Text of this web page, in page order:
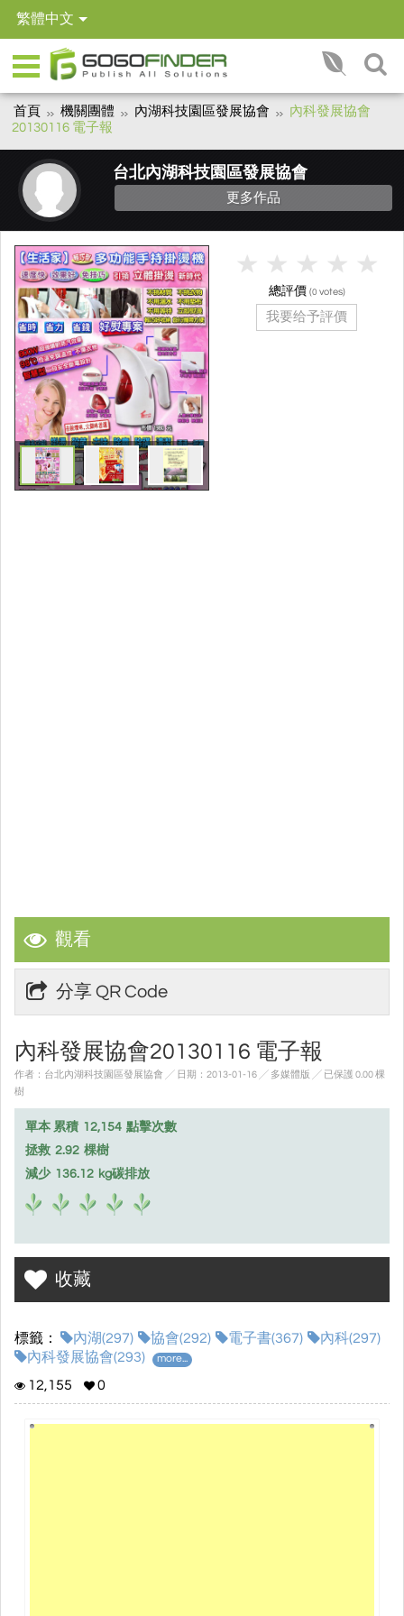
繁體中文
首頁 機關團體 內湖科技園區發展協會
內科發展協會
20130116 電子報
台北內湖科技園區發展協會
更多作品
觀看
分享 QR Code
內科發展協會20130116 電子報
作者：台北內湖科技園區發展協會 ╱ 日期：2013-01-16 ╱ 多媒體版 ╱ 已保護 0.00 棵
樹
單本 累積 12,154 點擊次數
拯救 2.92 棵樹
減少 136.12 kg碳排放
收藏
標籤： 內湖(297) 協會(292) 電子書(367)
內科(297)
內科發展協會(293)
more...
12,155 0
總評價 (0 votes)
我要给予評價